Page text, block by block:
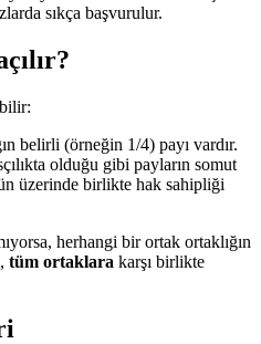
sıkça başvurulur.
belirli (örneğin 1/4) payı vardır.
olduğu gibi payların somut
üzerinde birlikte hak sahipliği
herhangi bir ortak ortaklığın
tüm ortaklara karşı birlikte